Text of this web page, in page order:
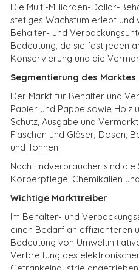
Die Multi-Milliarden-Dollar-
stetiges Wachstum erlebt und
Behälter- und
Bedeutung, da sie fast jeden
Konservierung und die
Segmentierung des Marktes
Der Markt für Behälter und
Papier und Pappe sowie Holz
Schutz, Ausgabe und
Flaschen und Gläser, Dosen,
und Tonnen.
Nach Endverbraucher sind
Körperpflege, Chemikalien
Wichtige Markttreiber
Im Behälter- und
einen Bedarf an effizienteren
Bedeutung von
Verbreitung des